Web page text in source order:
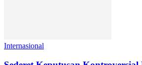
Internasional